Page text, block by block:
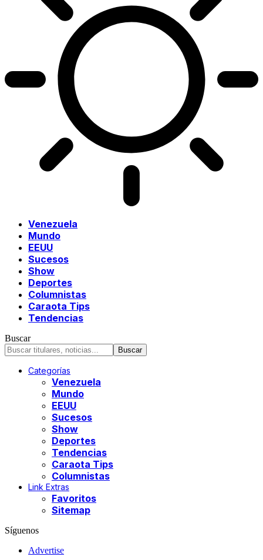
Venezuela
Mundo
EEUU
Sucesos
Show
Deportes
Columnistas
Caraota Tips
Tendencias
Buscar
Categorías
Venezuela
Mundo
EEUU
Sucesos
Show
Deportes
Tendencias
Caraota Tips
Columnistas
Link Extras
Favoritos
Sitemap
Síguenos
Advertise